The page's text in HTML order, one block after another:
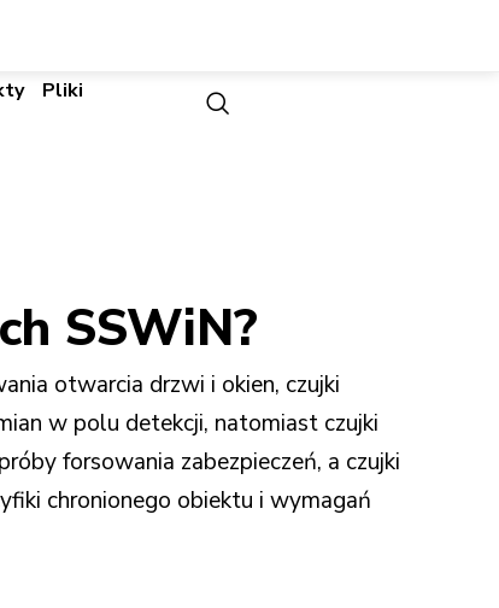
Pliki
SSWiN?
otwarcia drzwi i okien, czujki
w polu detekcji, natomiast czujki
forsowania zabezpieczeń, a czujki
chronionego obiektu i wymagań